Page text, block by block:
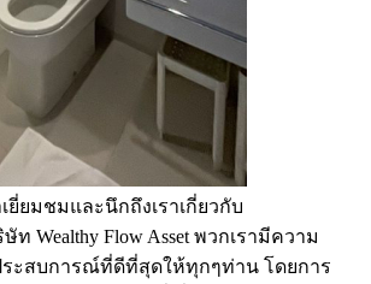
ยมชมและนึกถึงเราเกี่ยวกับ
Wealthy Flow Asset พวกเรามีความ
ะสบการณ์ที่ดีที่สุดให้ทุกๆท่าน โดยการ